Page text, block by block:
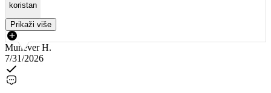
koristan
Prikaži više
Munever H.
7/31/2026